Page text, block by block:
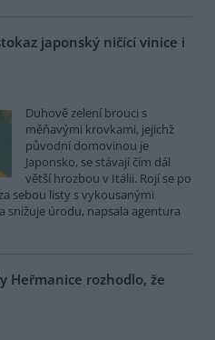
japonský ničící vinice i
Duhově zelení brouci s
měňavými krovkami, jejichž
původní domovinou je
Japonsko, se stávají čím dál
větší hrozbou v Itálii. Rojí se po
sebou listy s vykousanými
snižuje úrodu, napsala agentura
Heřmanice rozhodlo, že